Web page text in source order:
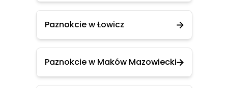
Paznokcie w Łowicz
Paznokcie w Maków Mazowiecki